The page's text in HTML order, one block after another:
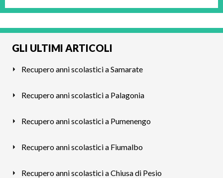
GLI ULTIMI ARTICOLI
Recupero anni scolastici a Samarate
Recupero anni scolastici a Palagonia
Recupero anni scolastici a Pumenengo
Recupero anni scolastici a Fiumalbo
Recupero anni scolastici a Chiusa di Pesio